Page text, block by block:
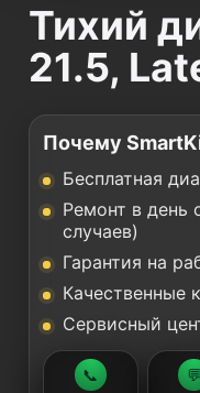
Тихий
21.5,
Почему
Бесплатная
Ремонт в день
случаев)
Гарантия на
Качественные
Сервисный
📞 💬